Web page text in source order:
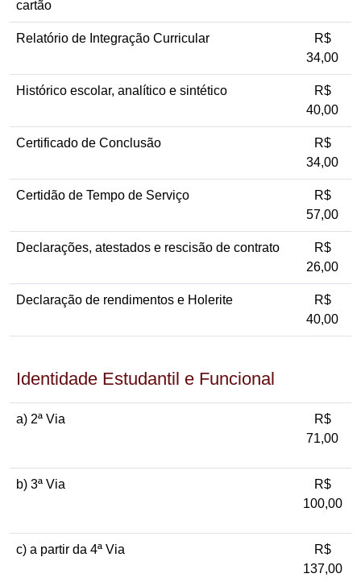
cartão
Relatório de Integração Curricular
R$
34,00
Histórico escolar, analítico e sintético
R$
40,00
Certificado de Conclusão
R$
34,00
Certidão de Tempo de Serviço
R$
57,00
Declarações, atestados e rescisão de contrato
R$
26,00
Declaração de rendimentos e Holerite
R$
40,00
Identidade Estudantil e Funcional
a) 2ª Via
R$
71,00
b) 3ª Via
R$
100,00
c) a partir da 4ª Via
R$
137,00